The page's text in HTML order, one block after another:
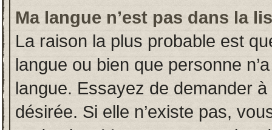
Ma langue n’est pas dans la
La raison la plus probable est
langue ou bien que personne
langue. Essayez de demander à
désirée. Si elle n’existe pas,